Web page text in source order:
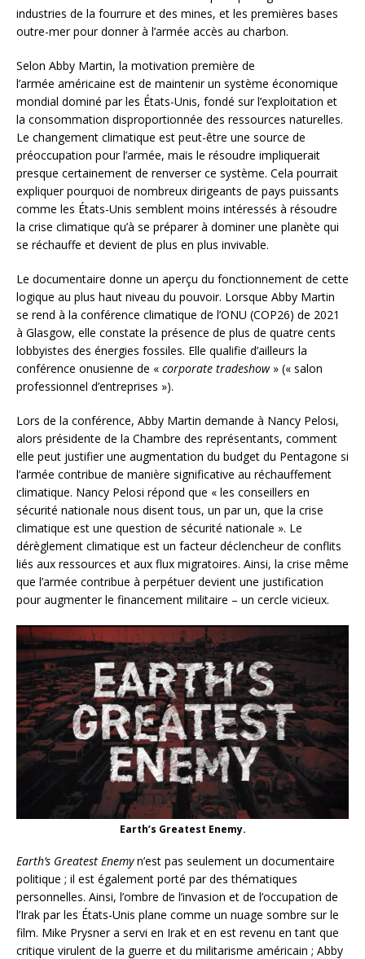
industries de la fourrure et des mines, et les premières bases
outre-mer pour donner à l’armée accès au charbon.
Selon Abby Martin, la motivation première de
l’armée américaine est de maintenir un système économique
mondial dominé par les États-Unis, fondé sur l’exploitation et
la consommation disproportionnée des ressources naturelles.
Le changement climatique est peut-être une source de
préoccupation pour l’armée, mais le résoudre impliquerait
presque certainement de renverser ce système. Cela pourrait
expliquer pourquoi de nombreux dirigeants de pays puissants
comme les États-Unis semblent moins intéressés à résoudre
la crise climatique qu’à se préparer à dominer une planète qui
se réchauffe et devient de plus en plus invivable.
Le documentaire donne un aperçu du fonctionnement de cette
logique au plus haut niveau du pouvoir. Lorsque Abby Martin
se rend à la conférence climatique de l’ONU (COP26) de 2021
à Glasgow, elle constate la présence de plus de quatre cents
lobbyistes des énergies fossiles. Elle qualifie d’ailleurs la
conférence onusienne de « corporate tradeshow» (« salon
professionnel d’entreprises »).
Lors de la conférence, Abby Martin demande à Nancy Pelosi,
alors présidente de la Chambre des représentants, comment
elle peut justifier une augmentation du budget du Pentagone si
l’armée contribue de manière significative au réchauffement
climatique. Nancy Pelosi répond que « les conseillers en
sécurité nationale nous disent tous, un par un, que la crise
climatique est une question de sécurité nationale ». Le
dérèglement climatique est un facteur déclencheur de conflits
liés aux ressources et aux flux migratoires. Ainsi, la crise même
que l’armée contribue à perpétuer devient une justification
pour augmenter le financement militaire – un cercle vicieux.
Earth’s Greatest Enemy.
Earth’s Greatest Enemyn’est pas seulement un documentaire
politique ; il est également porté par des thématiques
personnelles. Ainsi, l’ombre de l’invasion et de l’occupation de
l’Irak par les États-Unis plane comme un nuage sombre sur le
film. Mike Prysner a servi en Irak et en est revenu en tant que
critique virulent de la guerre et du militarisme américain ; Abby